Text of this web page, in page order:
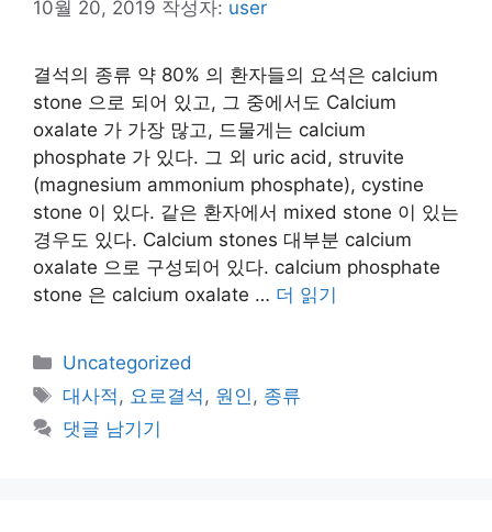
10월 20, 2019 작성자: user
결석의 종류 약 80% 의 환자들의 요석은 calcium
stone 으로 되어 있고, 그 중에서도 Calcium
oxalate 가 가장 많고, 드물게는 calcium
phosphate 가 있다. 그 외 uric acid, struvite
(magnesium ammonium phosphate), cystine
stone 이 있다. 같은 환자에서 mixed stone 이 있는
경우도 있다. Calcium stones 대부분 calcium
oxalate 으로 구성되어 있다. calcium phosphate
stone 은 calcium oxalate … 더 읽기
카
테
리
Uncategorized
태
그
대사적, 요로결석, 원인, 종류
댓글 남기기